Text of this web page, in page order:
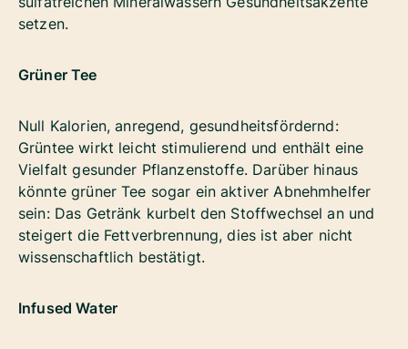
setzen.
Grüner Tee
Null Kalorien, anregend, gesundheitsfördernd:
Grüntee wirkt leicht stimulierend und enthält eine
Vielfalt gesunder Pflanzenstoffe. Darüber hinaus
könnte grüner Tee sogar ein aktiver Abnehmhelfer
sein: Das Getränk kurbelt den Stoffwechsel an und
steigert die Fettverbrennung, dies ist aber nicht
wissenschaftlich bestätigt.
Infused Water